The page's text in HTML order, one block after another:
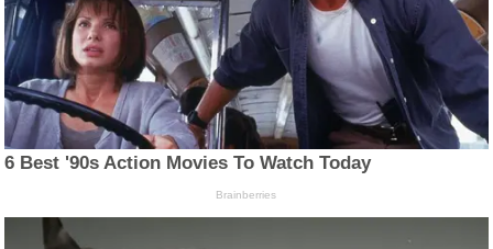
6 Best '90s Action Movies To Watch Today
Brainberries